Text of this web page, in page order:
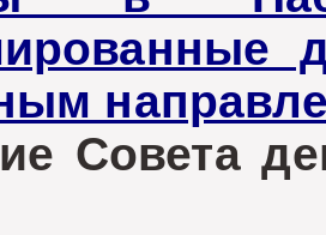
Совета